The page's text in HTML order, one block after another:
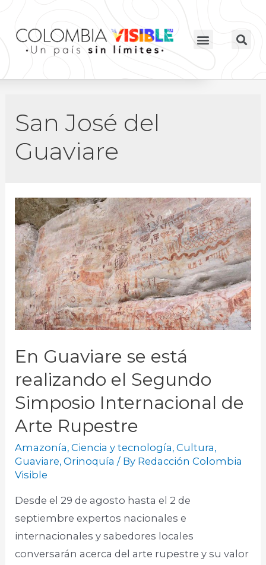
San José del
Guaviare
En Guaviare se está
realizando el Segundo
Simposio Internacional de
Arte Rupestre
Amazonía,Ciencia y tecnología,Cultura,
Guaviare,Orinoquía / By Redacción Colombia
Visible
Desde el 29 de agosto hasta el 2 de
septiembre expertos nacionales e
internacionales y sabedores locales
conversarán acerca del arte rupestre y su valor